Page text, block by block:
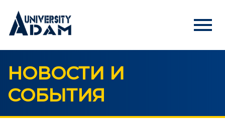
menu
Русский Кыргызча English
ГЛАВНАЯ
НОВОСТИ И
СОБЫТИЯ